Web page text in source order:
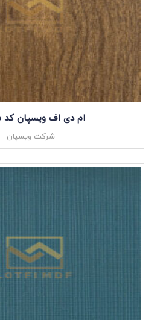
ام دی اف ویسپان کد C-925
شرکت ویسپان